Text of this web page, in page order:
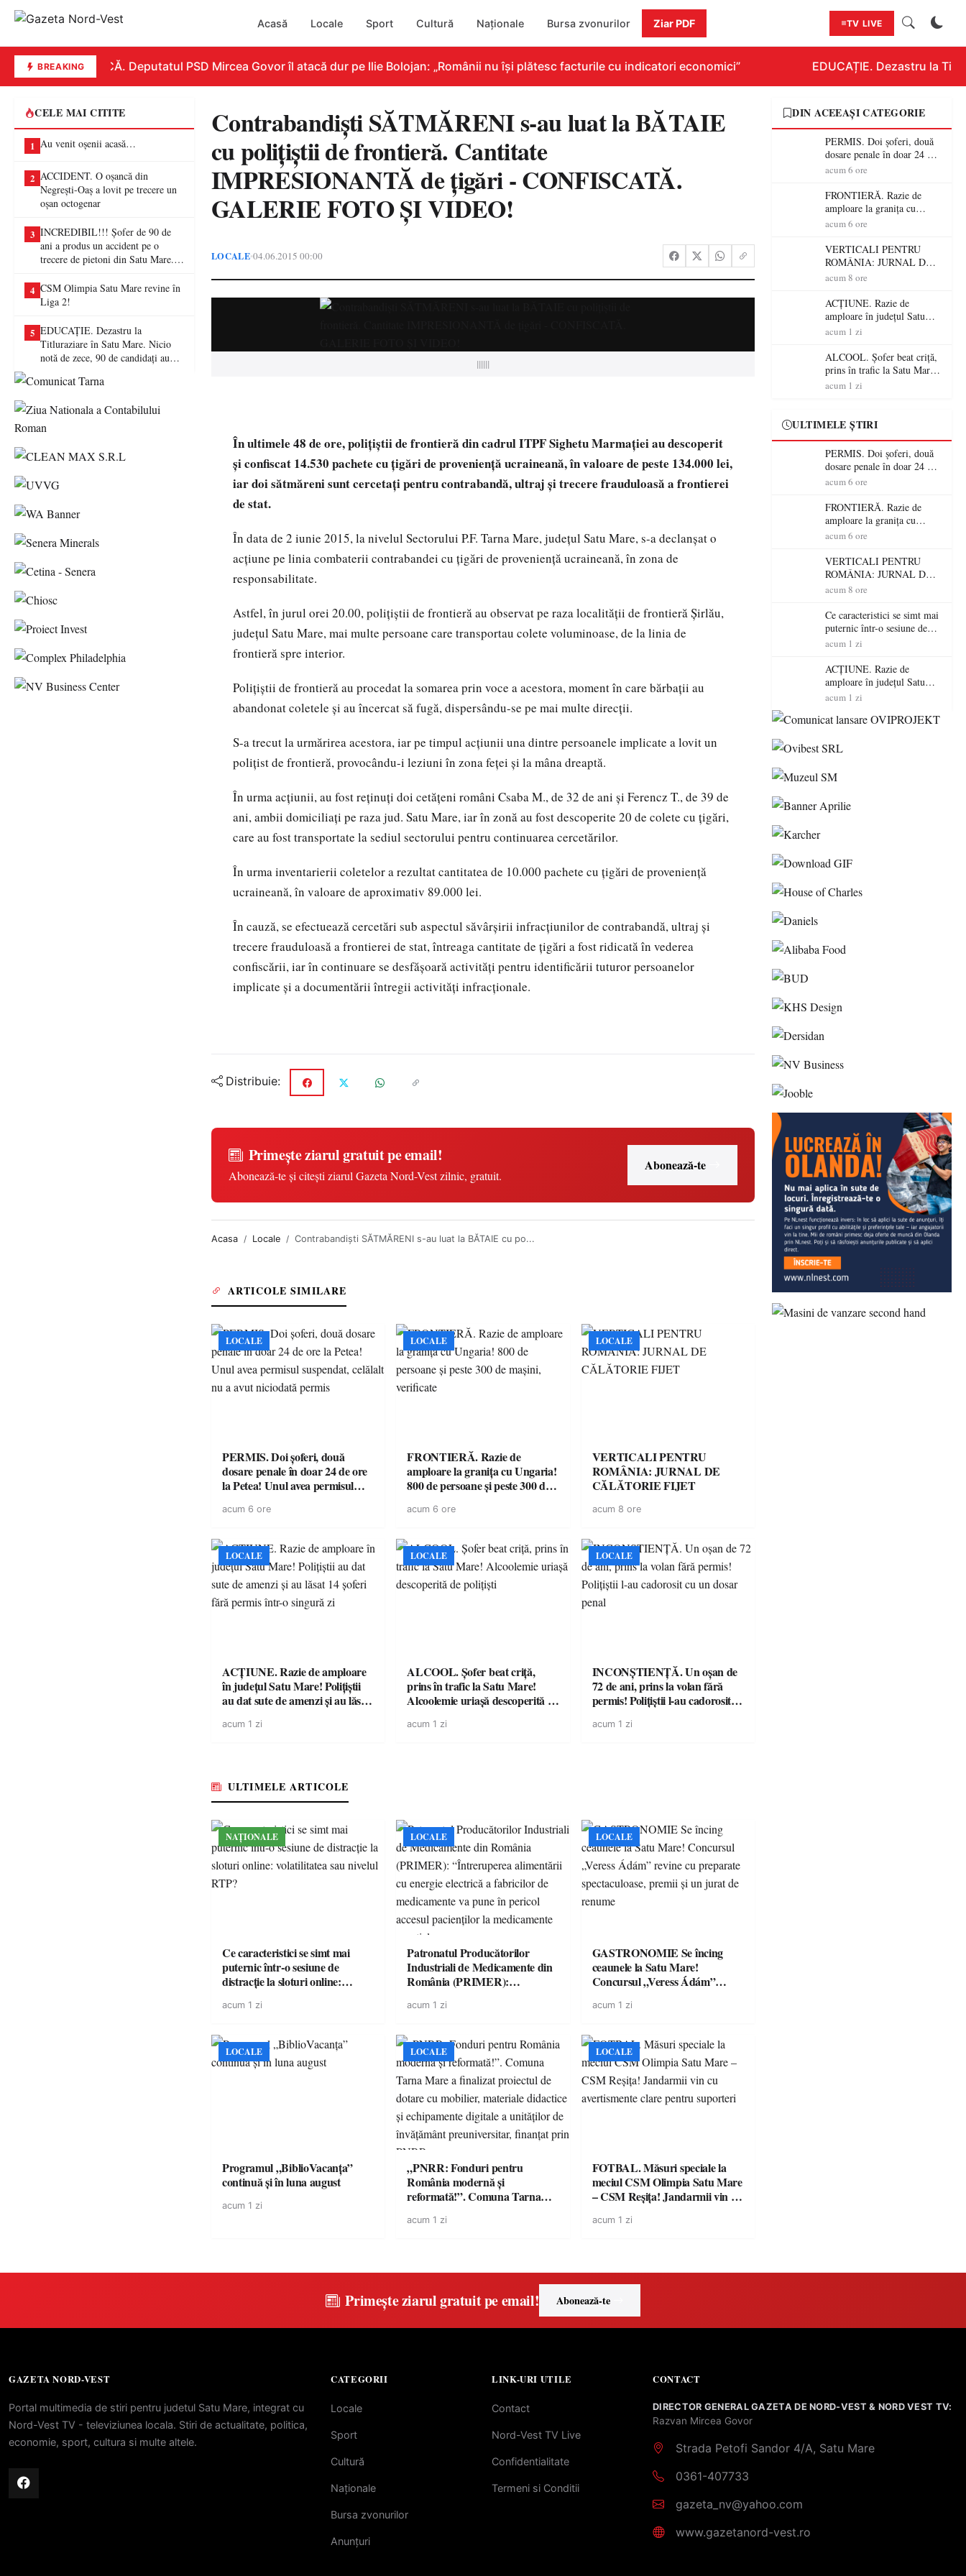
Acasă Locale Sport Cultură Naționale Bursa zvonurilor Ziar PDF TV LIVE
BREAKINGREPLICĂ. Deputatul PSD Mircea Govor îl atacă dur pe Ilie Bolojan: „Românii nu își plătesc facturile cu indicatori economici” EDUCAȚIE. Dezastru la
CELE MAI CITITE
1 Au venit oșenii acasă…
2 ACCIDENT. O oșancă din
Negrești-Oaș a lovit pe trecere un
oșan octogenar
3 INCREDIBIL!!! Șofer de 90 de
ani a produs un accident pe o
trecere de pietoni din Satu Mare. O
4 CSM Olimpia Satu Mare revine în
Liga 2!
5 EDUCAȚIE. Dezastru la
Titluraziare în Satu Mare. Nicio
notă de zece, 90 de candidați au
Contrabandişti SĂTMĂRENI s-au luat la BĂTAIE
cu poliţiştii de frontieră. Cantitate
IMPRESIONANTĂ de ţigări - CONFISCATĂ.
GALERIE FOTO ŞI VIDEO!
LOCALE•04.06.2015 00:00
||||||
În ultimele 48 de ore, poliţiştii de frontieră din cadrul ITPF Sighetu Marmaţiei au descoperit
şi confiscat 14.530 pachete cu ţigări de provenienţă ucraineană, în valoare de peste 134.000 lei,
iar doi sătmăreni sunt cercetaţi pentru contrabandă, ultraj şi trecere frauduloasă a frontierei
de stat.
În data de 2 iunie 2015, la nivelul Sectorului P.F. Tarna Mare, judeţul Satu Mare, s-a declanşat o
acţiune pe linia combaterii contrabandei cu ţigări de provenienţă ucraineană, în zona de
responsabilitate.
Astfel, în jurul orei 20.00, poliţiştii de frontieră au observat pe raza localităţii de frontieră Şirlău,
judeţul Satu Mare, mai multe persoane care transportau colete voluminoase, de la linia de
frontieră spre interior.
Poliţiştii de frontieră au procedat la somarea prin voce a acestora, moment în care bărbaţii au
abandonat coletele şi au încercat să fugă, dispersându-se pe mai multe direcţii.
S-a trecut la urmărirea acestora, iar pe timpul acţiunii una dintre persoanele implicate a lovit un
poliţist de frontieră, provocându-i leziuni în zona feţei şi la mâna dreaptă.
În urma acţiunii, au fost reţinuţi doi cetăţeni români Csaba M., de 32 de ani şi Ferencz T., de 39 de
ani, ambii domiciliaţi pe raza jud. Satu Mare, iar în zonă au fost descoperite 20 de colete cu ţigări,
care au fost transportate la sediul sectorului pentru continuarea cercetărilor.
În urma inventarierii coletelor a rezultat cantitatea de 10.000 pachete cu ţigări de provenienţă
ucraineană, în valoare de aproximativ 89.000 lei.
În cauză, se efectuează cercetări sub aspectul săvârşirii infracţiunilor de contrabandă, ultraj şi
trecere frauduloasă a frontierei de stat, întreaga cantitate de ţigări a fost ridicată în vederea
confiscării, iar în continuare se desfăşoară activităţi pentru identificării tuturor persoanelor
implicate şi a documentării întregii activităţi infracţionale.
Distribuie:
Primește ziarul gratuit pe email!
Abonează-te și citești ziarul Gazeta Nord-Vest zilnic, gratuit.
Abonează-te
Acasa Locale Contrabandişti SĂTMĂRENI s-au luat la BĂTAIE cu po...
ARTICOLE SIMILARE
LOCALE
PERMIS. Doi șoferi, două
dosare penale în doar 24 de ore
la Petea! Unul avea permisul
niciodată permis
acum 6 ore
LOCALE
FRONTIERĂ. Razie de
amploare la granița cu Ungaria!
800 de persoane și peste 300 de
acum 6 ore
LOCALE
VERTICALI PENTRU
ROMÂNIA: JURNAL DE
CĂLĂTORIE FIJET
acum 8 ore
LOCALE
ACȚIUNE. Razie de amploare
în județul Satu Mare! Polițiștii
au dat sute de amenzi și au lăsat
singură zi
acum 1 zi
LOCALE
ALCOOL. Șofer beat criță,
prins în trafic la Satu Mare!
Alcoolemie uriașă descoperită de
acum 1 zi
LOCALE
INCONȘTIENȚĂ. Un oșan de
72 de ani, prins la volan fără
permis! Polițiștii l-au cadorosit
acum 1 zi
ULTIMELE ARTICOLE
NAȚIONALE
Ce caracteristici se simt mai
puternic într-o sesiune de
distracție la sloturi online:
acum 1 zi
LOCALE
Patronatul Producătorilor
Industriali de Medicamente din
România (PRIMER):
energie electrică a fabricilor de
accesul pacienților la
medicamente esențiale
acum 1 zi
LOCALE
GASTRONOMIE Se încing
ceaunele la Satu Mare!
Concursul „Veress Ádám”
spectaculoase, premii și un jurat
acum 1 zi
LOCALE
Programul „BiblioVacanța”
continuă și în luna august
acum 1 zi
LOCALE
„PNRR: Fonduri pentru
România modernă și
reformată!”. Comuna Tarna
dotare cu mobilier, materiale
acum 1 zi
LOCALE
FOTBAL. Măsuri speciale la
meciul CSM Olimpia Satu Mare
– CSM Reșița! Jandarmii vin cu
suporteri
acum 1 zi
DIN ACEEAȘI CATEGORIE
PERMIS. Doi șoferi, două
dosare penale în doar 24 de
ore la Petea! Unul avea
nu a avut niciodată permis
acum 6 ore
FRONTIERĂ. Razie de
amploare la granița cu
Ungaria! 800 de persoane și
verificate
acum 6 ore
VERTICALI PENTRU
ROMÂNIA: JURNAL DE
CĂLĂTORIE FIJET
acum 8 ore
ACȚIUNE. Razie de
amploare în județul Satu
Mare! Polițiștii au dat sute
șoferi fără permis într-o
singură zi
acum 1 zi
ALCOOL. Șofer beat criță,
prins în trafic la Satu Mare!
Alcoolemie uriașă
acum 1 zi
ULTIMELE ȘTIRI
PERMIS. Doi șoferi, două
dosare penale în doar 24 de
ore la Petea! Unul avea
nu a avut niciodată permis
acum 6 ore
FRONTIERĂ. Razie de
amploare la granița cu
Ungaria! 800 de persoane și
verificate
acum 6 ore
VERTICALI PENTRU
ROMÂNIA: JURNAL DE
CĂLĂTORIE FIJET
acum 8 ore
Ce caracteristici se simt mai
puternic într-o sesiune de
distracție la sloturi online:
RTP?
acum 1 zi
ACȚIUNE. Razie de
amploare în județul Satu
Mare! Polițiștii au dat sute
șoferi fără permis într-o
acum 1 zi
Primește ziarul gratuit pe email! Abonează-te
GAZETA NORD-VEST
Portal multimedia de stiri pentru judetul Satu Mare, integrat cu
Nord-Vest TV - televiziunea locala. Stiri de actualitate, politica,
economie, sport, cultura si multe altele.
CATEGORII
Locale
Sport
Cultură
Naționale
Bursa zvonurilor
Anunțuri
LINK-URI UTILE
Contact
Nord-Vest TV Live
Confidentialitate
Termeni si Conditii
CONTACT
DIRECTOR GENERAL GAZETA DE NORD-VEST & NORD VEST TV:
Razvan Mircea Govor
Strada Petofi Sandor 4/A, Satu Mare
0361-407733
gazeta_nv@yahoo.com
www.gazetanord-vest.ro